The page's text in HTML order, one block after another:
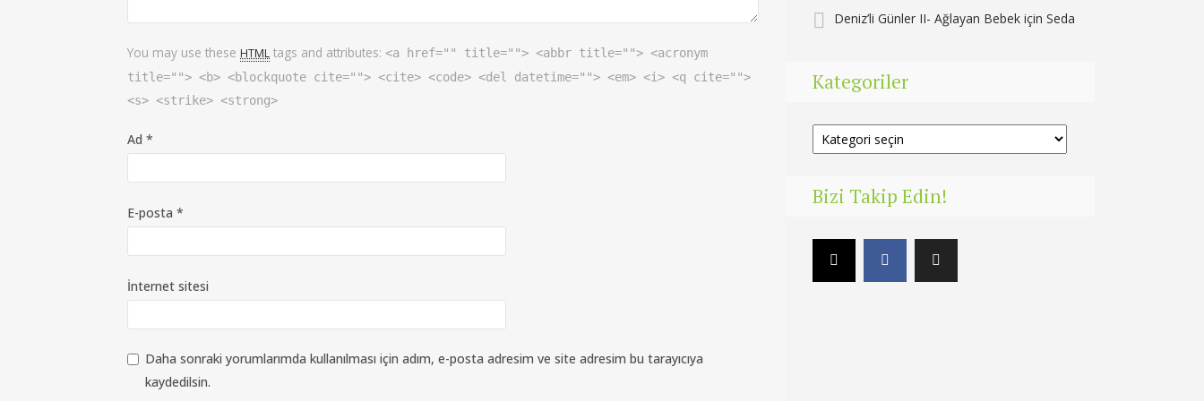
You may use these HTML tags and attributes: <a href="" title=""> <abbr title=""> <acronym
title=""> <b> <blockquote cite=""> <cite> <code> <del datetime=""> <em> <i> <q cite="">
<s> <strike> <strong>
Ad *
E-posta *
İnternet sitesi
Daha sonraki yorumlarımda kullanılması için adım, e-posta adresim ve site adresim bu tarayıcıya
kaydedilsin.
Deniz’li Günler II- Ağlayan Bebek için Seda
Kategoriler
Kategoriler
Bizi Takip Edin!